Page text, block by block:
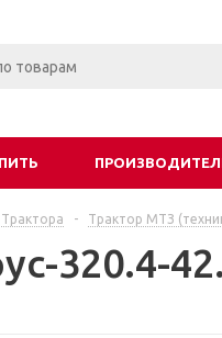
Трактора - Трактор МТЗ
320.4-